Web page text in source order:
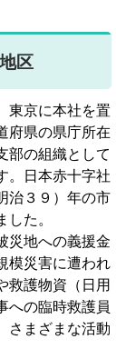
区
東京に本社を置
府県の県庁所在
部の組織として
。日本赤十字社
治３９）年の市
た。
災地への義援金
模災害に遭われ
救護物資（日用
への臨時救護員
さまざまな活動